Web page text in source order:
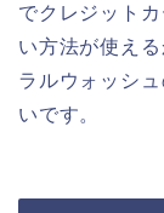
でクレジット
い方法が使え
ラルウォッシ
いです。